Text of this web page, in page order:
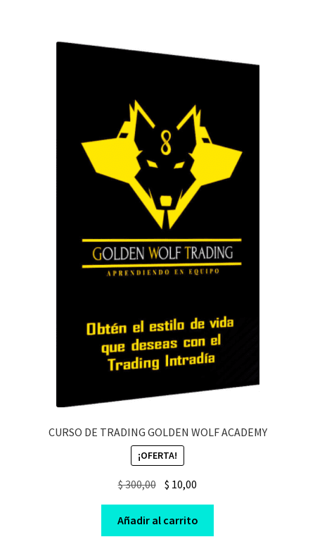
CURSO DE TRADING GOLDEN WOLF ACADEMY
¡OFERTA!
$300,00 Original
price
was:
$ 300,00.
$ 10,00
price
is:
$ 10,00.
Añadir al carrito